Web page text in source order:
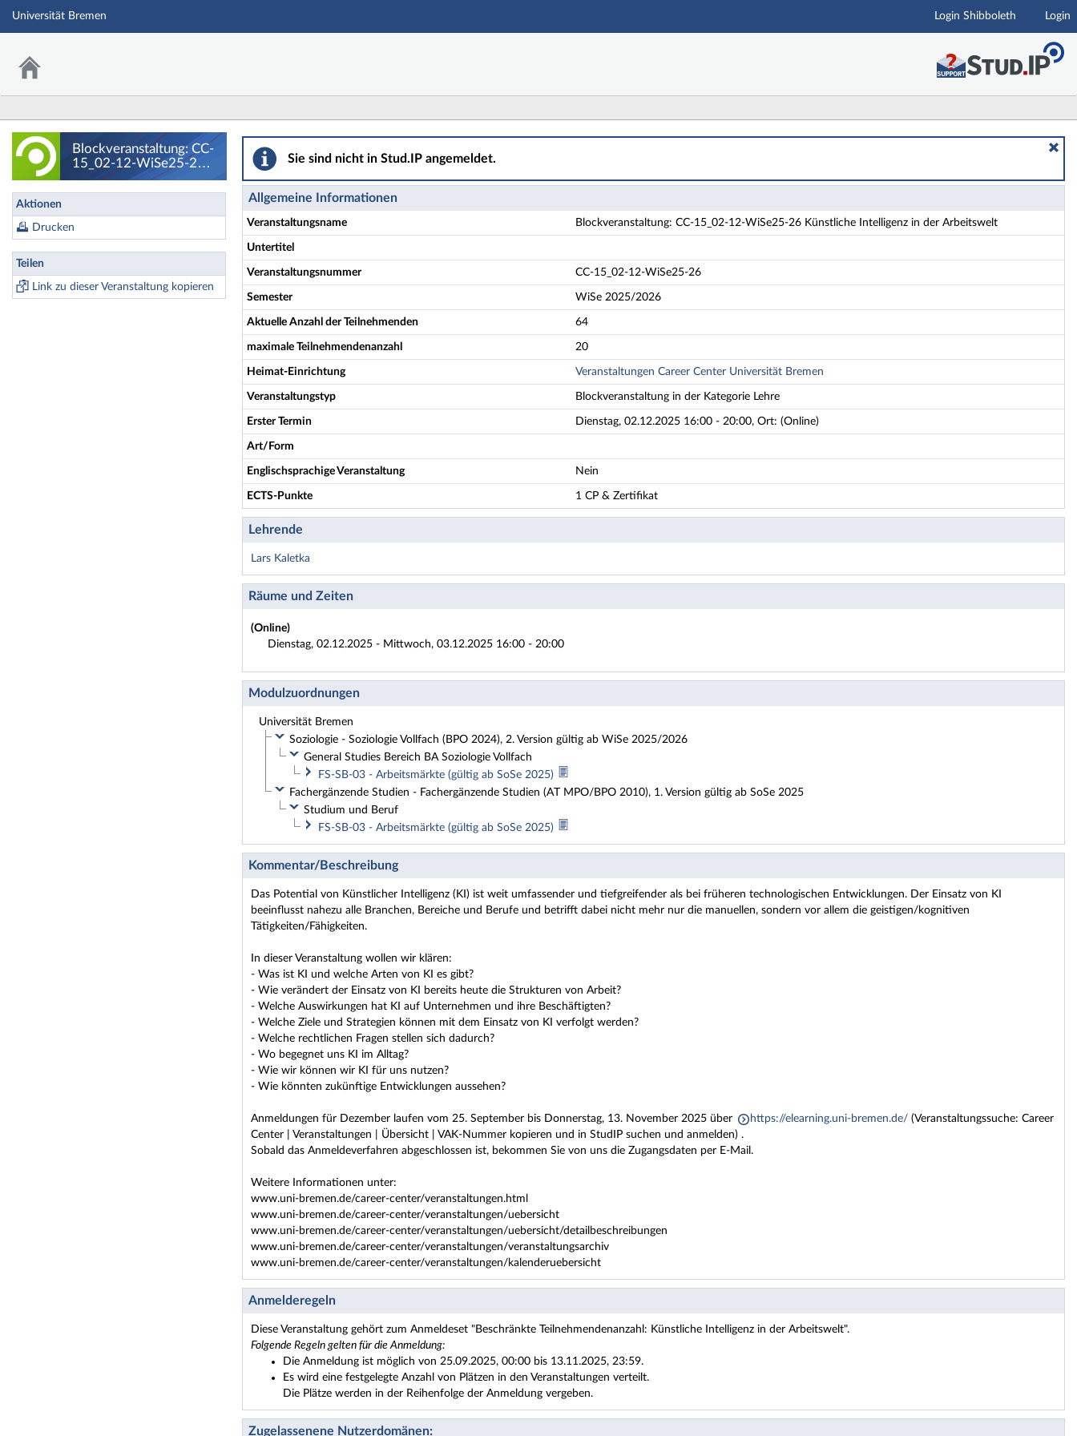
Hauptnavigation
Universität Bremen Login Shibboleth Login
Blockveranstaltung: CC-
15_02-12-WiSe25-26
Künstliche Intelligenz in
der Arbeitswelt -
Aktionen
Drucken
Teilen
Link zu dieser Veranstaltung kopieren
Blockveranstaltung: CC-15_02-12-WiSe25-26 Künstliche Intelligenz in der Arbeitswelt - Details
Sie sind nicht in Stud.IP angemeldet.
Allgemeine Informationen
Veranstaltungsname Blockveranstaltung: CC-15_02-12-WiSe25-26 Künstliche Intelligenz in der Arbeitswelt
Untertitel
Veranstaltungsnummer CC-15_02-12-WiSe25-26
Semester WiSe 2025/2026
Aktuelle Anzahl der Teilnehmenden 64
maximale Teilnehmendenanzahl 20
Heimat-Einrichtung Veranstaltungen Career Center Universität Bremen
Veranstaltungstyp Blockveranstaltung in der Kategorie Lehre
Erster Termin Dienstag, 02.12.2025 16:00 - 20:00, Ort: (Online)
Art/Form
Englischsprachige Veranstaltung Nein
ECTS-Punkte 1 CP & Zertifikat
Lehrende
Lars Kaletka
Räume und Zeiten
(Online)
Dienstag, 02.12.2025 - Mittwoch, 03.12.2025 16:00 - 20:00
Modulzuordnungen
Universität Bremen
Soziologie - Soziologie Vollfach (BPO 2024), 2. Version gültig ab WiSe 2025/2026
General Studies Bereich BA Soziologie Vollfach
FS-SB-03 - Arbeitsmärkte (gültig ab SoSe 2025)
Fachergänzende Studien - Fachergänzende Studien (AT MPO/BPO 2010), 1. Version gültig ab SoSe 2025
Studium und Beruf
FS-SB-03 - Arbeitsmärkte (gültig ab SoSe 2025)
Kommentar/Beschreibung
Das Potential von Künstlicher Intelligenz (KI) ist weit umfassender und tiefgreifender als bei früheren technologischen Entwicklungen. Der Einsatz von KI
beeinflusst nahezu alle Branchen, Bereiche und Berufe und betrifft dabei nicht mehr nur die manuellen, sondern vor allem die geistigen/kognitiven
Tätigkeiten/Fähigkeiten.
In dieser Veranstaltung wollen wir klären:
- Was ist KI und welche Arten von KI es gibt?
- Wie verändert der Einsatz von KI bereits heute die Strukturen von Arbeit?
- Welche Auswirkungen hat KI auf Unternehmen und ihre Beschäftigten?
- Welche Ziele und Strategien können mit dem Einsatz von KI verfolgt werden?
- Welche rechtlichen Fragen stellen sich dadurch?
- Wo begegnet uns KI im Alltag?
- Wie wir können wir KI für uns nutzen?
- Wie könnten zukünftige Entwicklungen aussehen?
Anmeldungen für Dezember laufen vom 25. September bis Donnerstag, 13. November 2025 über https://elearning.uni-bremen.de/ (Veranstaltungssuche: Career
Center | Veranstaltungen | Übersicht | VAK-Nummer kopieren und in StudIP suchen und anmelden) .
Sobald das Anmeldeverfahren abgeschlossen ist, bekommen Sie von uns die Zugangsdaten per E-Mail.
Weitere Informationen unter:
www.uni-bremen.de/career-center/veranstaltungen.html
www.uni-bremen.de/career-center/veranstaltungen/uebersicht
www.uni-bremen.de/career-center/veranstaltungen/uebersicht/detailbeschreibungen
www.uni-bremen.de/career-center/veranstaltungen/veranstaltungsarchiv
www.uni-bremen.de/career-center/veranstaltungen/kalenderuebersicht
Anmelderegeln
Diese Veranstaltung gehört zum Anmeldeset "Beschränkte Teilnehmendenanzahl: Künstliche Intelligenz in der Arbeitswelt".
Folgende Regeln gelten für die Anmeldung:
Die Anmeldung ist möglich von 25.09.2025, 00:00 bis 13.11.2025, 23:59.
Es wird eine festgelegte Anzahl von Plätzen in den Veranstaltungen verteilt.
Die Plätze werden in der Reihenfolge der Anmeldung vergeben.
Zugelassenene Nutzerdomänen: